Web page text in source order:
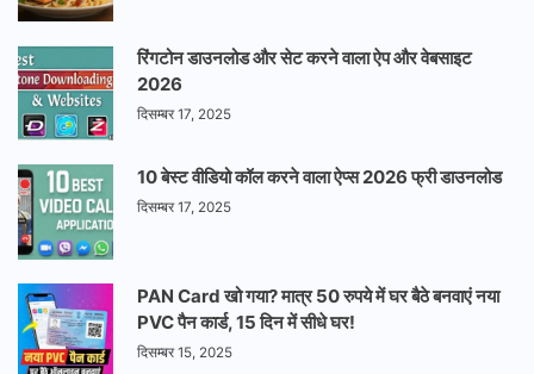
रिंगटोन डाउनलोड और सेट करने वाला ऐप और वेबसाइट
2026
दिसम्बर 17, 2025
10 बेस्ट वीडियो कॉल करने वाला ऐप्स 2026 फ्री डाउनलोड
दिसम्बर 17, 2025
PAN Card खो गया? मात्र 50 रुपये में घर बैठे बनवाएं नया
PVC पैन कार्ड, 15 दिन में सीधे घर!
दिसम्बर 15, 2025